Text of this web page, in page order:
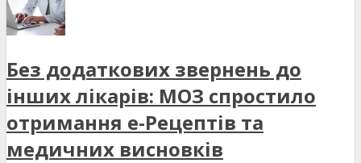
Без додаткових звернень до
інших лікарів: МОЗ спростило
отримання е-Рецептів та
медичних висновків